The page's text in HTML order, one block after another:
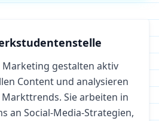
gestalten aktiv
Content und analysieren
Sie arbeiten in
an Social-Media-Strategien,